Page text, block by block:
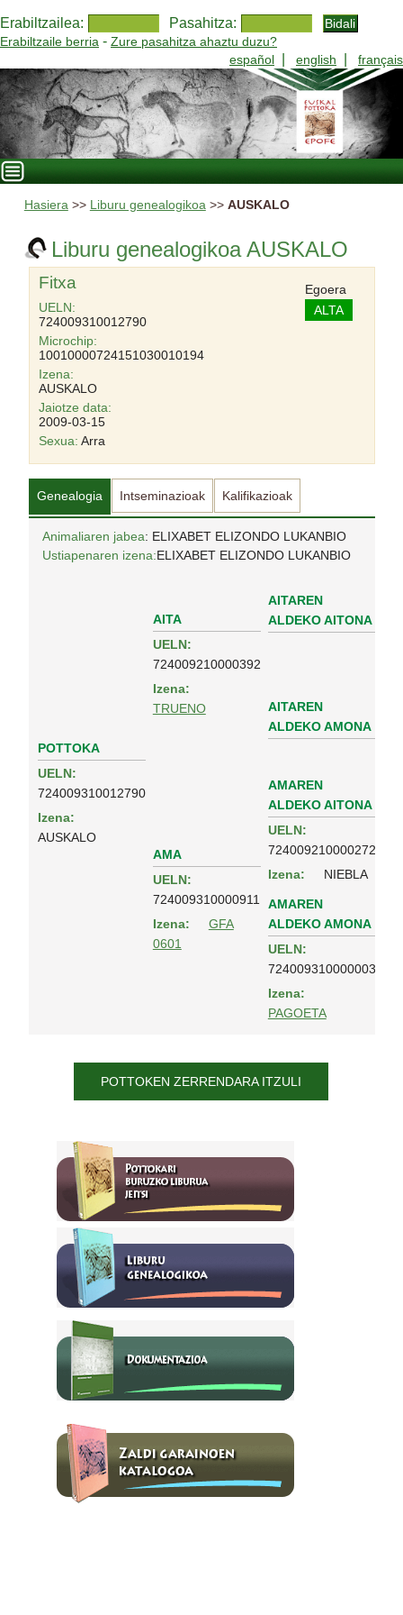
Erabiltzailea: Pasahitza:
Erabiltzaile berria - Zure pasahitza ahaztu duzu?
español
english français
Hasiera>> Liburu genealogikoa>> AUSKALO
Liburu genealogikoa AUSKALO
Fitxa
UELN:
724009310012790
Microchip:
10010000724151030010194
Izena:
AUSKALO
Jaiotze data:
2009-03-15
Sexua: Arra
Egoera
ALTA
Genealogia Intseminazioak Kalifikazioak
Animaliaren jabea: ELIXABET ELIZONDO LUKANBIO
Ustiapenaren izena:ELIXABET ELIZONDO LUKANBIO
POTTOKA
UELN:
724009310012790
Izena:
AUSKALO
AITA
UELN:
724009210000392
Izena:
TRUENO
AITAREN
ALDEKO AITONA
AITAREN
ALDEKO AMONA
AMA
UELN:
724009310000911
Izena:
GFA
0601
AMAREN
ALDEKO AITONA
UELN:
724009210000272
Izena:
NIEBLA
AMAREN
ALDEKO AMONA
UELN:
724009310000003
Izena:
PAGOETA
POTTOKEN ZERRENDARA ITZULI